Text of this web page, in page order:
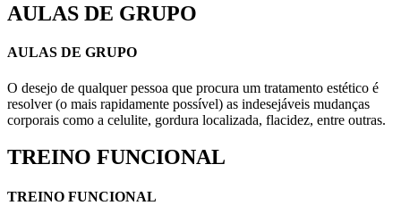
AULAS DE GRUPO
AULAS DE GRUPO
O desejo de qualquer pessoa que procura um tratamento estético é
resolver (o mais rapidamente possível) as indesejáveis mudanças
corporais como a celulite, gordura localizada, flacidez, entre outras.
TREINO FUNCIONAL
TREINO FUNCIONAL